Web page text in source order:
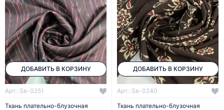
ДОБАВИТЬ В КОРЗИНУ
Арт.: Se-0251
Ткань плательно-блузочная
ДОБАВИТЬ В КОРЗИНУ
Арт.: Se-0240
Ткань плательно-блузочная